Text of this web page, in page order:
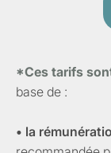
*Ces tarifs
base de :
• la